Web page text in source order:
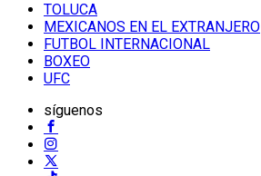
TOLUCA
MEXICANOS EN EL EXTRANJERO
FUTBOL INTERNACIONAL
BOXEO
UFC
síguenos